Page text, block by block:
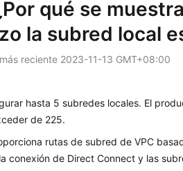
qué se
la subred local
reciente 2023-11-13 GMT+08:00
hasta 5 subredes locales. El
de 225.
rutas de subred de VPC
conexión de Direct Connect y las